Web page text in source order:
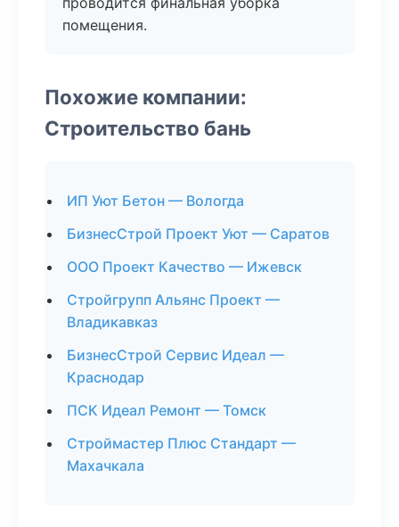
помещения.
Похожие компании:
Строительство бань
ИП Уют Бетон — Вологда
БизнесСтрой Проект Уют — Саратов
ООО Проект Качество — Ижевск
Стройгрупп Альянс Проект —
Владикавказ
БизнесСтрой Сервис Идеал —
Краснодар
ПСК Идеал Ремонт — Томск
Строймастер Плюс Стандарт —
Махачкала